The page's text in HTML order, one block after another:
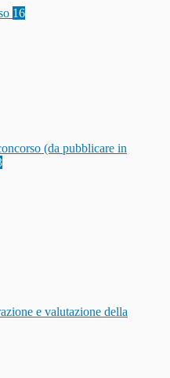
16
(da pubblicare in
e valutazione della